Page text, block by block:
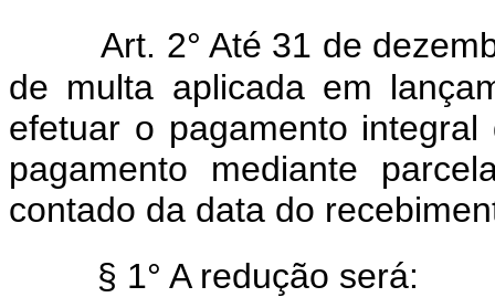
Art. 2° Até 31 de
de multa aplicada em
efetuar o pagamento
pagamento mediante
contado da data do
§ 1° A redução será: